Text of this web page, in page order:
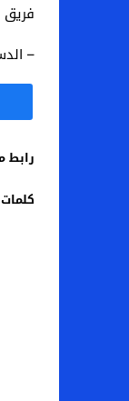
–
رابط